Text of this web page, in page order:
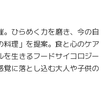
ひらめく力を磨き、今の自
理」を提案。食と心のケア
生きるフードサイコロジー
に落とし込む大人や子供の